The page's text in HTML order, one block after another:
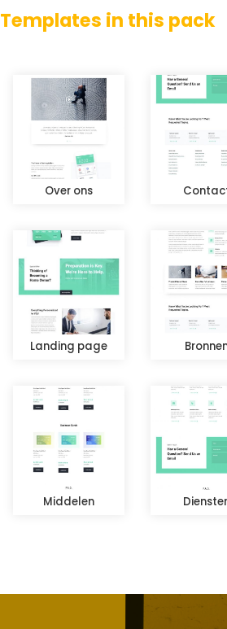
Templates in this pack
Over ons
Landing page
Middelen